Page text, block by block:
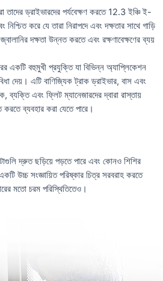
তাদের ড্রাইভারদের পর্যবেক্ষণ করতে 12.3 ইঞ্চি ই-
করে যে তারা নিরাপদে এবং দক্ষতার সাথে গাড়ি
দক্ষতা উন্নত করতে এবং রক্ষণাবেক্ষণের ব্যয়
একটি বহুমুখী প্রযুক্তি যা বিভিন্ন অ্যাপ্লিকেশন
দেয়। এটি বাণিজ্যিক ট্রাক ড্রাইভার, বাস এবং
ব্যক্তি এবং ফ্লিট ম্যানেজারদের দ্বারা রাস্তায়
ব্যবহার করা যেতে পারে।
দ্রুত ছড়িয়ে পড়তে পারে এবং কোনও শিশির
উচ্চ সংজ্ঞায়িত পরিষ্কার চিত্র সরবরাহ করতে
মতো চরম পরিস্থিতিতেও।